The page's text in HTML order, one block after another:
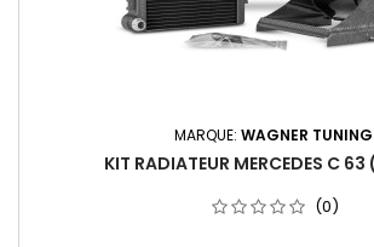
MARQUE: WAGNER TUNING
KIT RADIATEUR MERCEDES C
(0)